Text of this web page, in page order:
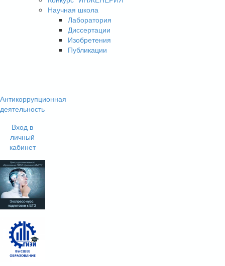
Научная школа
Лаборатория
Диссертации
Изобретения
Публикации
Антикоррупционная
деятельность
Вход в
личный
кабинет